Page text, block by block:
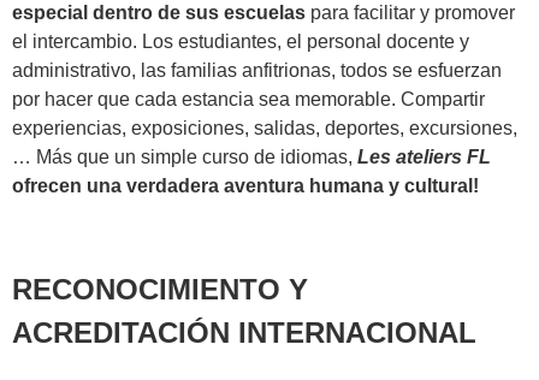
especial dentro de sus escuelas para facilitar y promover
el intercambio. Los estudiantes, el personal docente y
administrativo, las familias anfitrionas, todos se esfuerzan
por hacer que cada estancia sea memorable. Compartir
experiencias, exposiciones, salidas, deportes, excursiones,
… Más que un simple curso de idiomas, Les ateliers FL
ofrecen una verdadera aventura humana y cultural!
RECONOCIMIENTO Y
ACREDITACIÓN INTERNACIONAL